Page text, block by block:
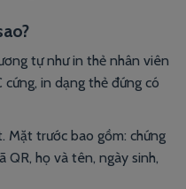
tự nhưin thẻ nhân viên
in dạng thẻ đứng có
Mặt trước bao gồm: chứng
QR, họ và tên, ngày sinh,